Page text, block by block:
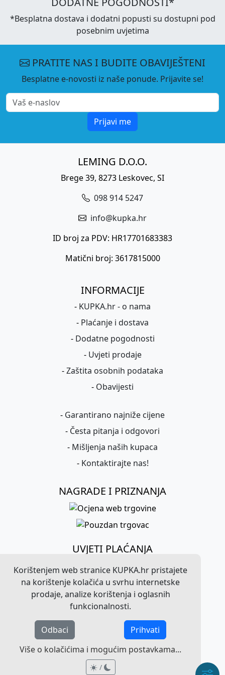
Korištenjem web stranice KUPKA.hr pristajete
na korištenje kolačića u svrhu internetske
prodaje, analize korištenja i oglasnih
funkcionalnosti.
Odbaci
Prihvati
Više o kolačićima i mogućim postavkama...
/
*Besplatna dostava i dodatni popusti su dostupni pod
posebnim uvjetima
PRATITE NAS I BUDITE OBAVIJEŠTENI
Besplatne e-novosti iz naše ponude. Prijavite se!
Prijavi me
LEMING D.O.O.
Brege 39, 8273 Leskovec, SI
098 914 5247
info@kupka.hr
ID broj za PDV: HR17701683383
Matični broj: 3617815000
INFORMACIJE
- KUPKA.hr - o nama
- Plaćanje i dostava
- Dodatne pogodnosti
- Uvjeti prodaje
-Zaštita osobnih podataka
- Obavijesti
- Garantirano najniže cijene
- Česta pitanja i odgovori
- Mišljenja naših kupaca
- Kontaktirajte nas!
NAGRADE I PRIZNANJA
UVJETI PLAĆANJA
©2026KUPKA.hr. Sva prava pridržana.
Pravna obavijest o radu web stranice